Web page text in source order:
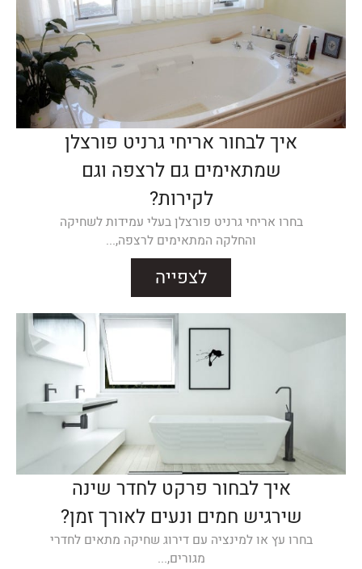
איך לבחור אריחי גרניט פורצלן
שמתאימים גם לרצפה וגם
לקירות?
בחרו אריחי גרניט פורצלן בעלי עמידות לשחיקה
והחלקה המתאימים לרצפה,...
לצפייה
איך לבחור פרקט לחדר שינה
שירגיש חמים ונעים לאורך זמן?
בחרו עץ או למינציה עם דירוג שחיקה מתאים לחדרי
מגורים,...